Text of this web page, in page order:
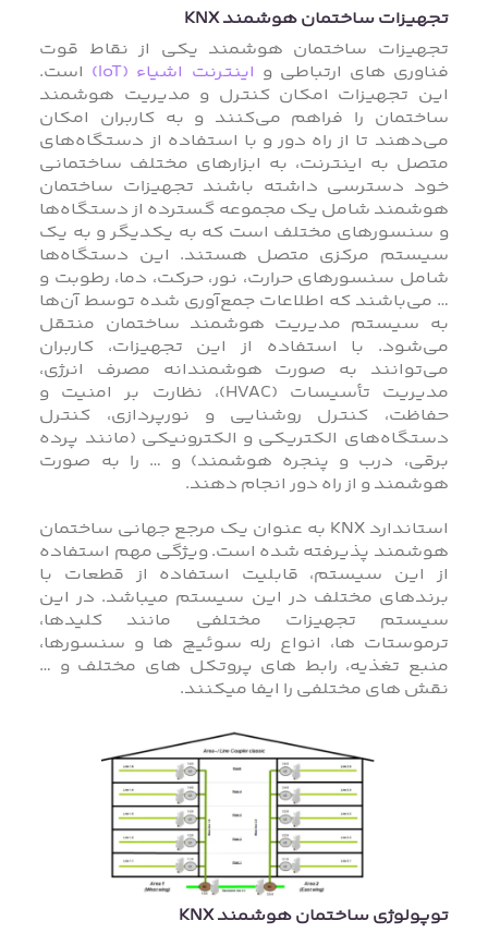
تجهیزات ساختمان هوشمند KNX
تجهیزات ساختمان هوشمند یکی از نقاط قوت
فناوری های ارتباطی و اینترنت اشیاء (IoT)
است.
این تجهیزات امکان کنترل و مدیریت هوشمند
ساختمان را فراهم می‌کنند و به کاربران امکان
می‌دهند تا از راه دور و با استفاده از دستگاه‌های
متصل به اینترنت، به ابزارهای مختلف ساختمانی
خود دسترسی داشته باشند تجهیزات ساختمان
هوشمند شامل یک مجموعه گسترده از دستگاه‌ها
و سنسورهای مختلف است که به یکدیگر و به یک
سیستم مرکزی متصل هستند. این دستگاه‌ها
شامل سنسورهای حرارت، نور، حرکت، دما، رطوبت و
… می‌باشند که اطلاعات جمع‌آوری شده توسط آن‌ها
به سیستم مدیریت هوشمند ساختمان منتقل
می‌شود. با استفاده از این تجهیزات، کاربران
می‌توانند به صورت هوشمندانه مصرف انرژی،
مدیریت تأسیسات (HVAC)، نظارت بر امنیت و
حفاظت، کنترل روشنایی و نورپردازی، کنترل
دستگاه‌های الکتریکی و الکترونیکی (مانند پرده
برقی، درب و پنجره هوشمند) و … را به صورت
هوشمند و از راه دور انجام دهند.
استاندارد KNX به عنوان یک مرجع جهانی ساختمان
هوشمند پذیرفته شده است. ویژگی مهم استفاده
از این سیستم، قابلیت استفاده از قطعات با
برندهای مختلف در این سیستم میباشد. در این
سیستم تجهیزات مختلفی مانند کلیدها،
ترموستات ها، انواع رله سوئیچ ها و سنسورها،
منبع تغذیه، رابط های پروتکل های مختلف و …
نقش های مختلفی را ایفا میکنند.
توپولوژی ساختمان هوشمند KNX